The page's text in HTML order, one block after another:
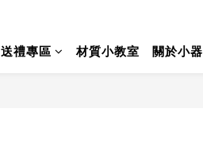
送禮專區 材質小教室 關於小器